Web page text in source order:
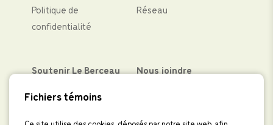
Politique de
confidentialité
Réseau
Soutenir Le Berceau
Partenaires financiers
Nous joindre
Fichiers témoins